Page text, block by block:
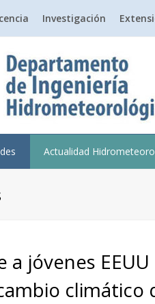
Investigación
Actualidad
a jóvenes
climático